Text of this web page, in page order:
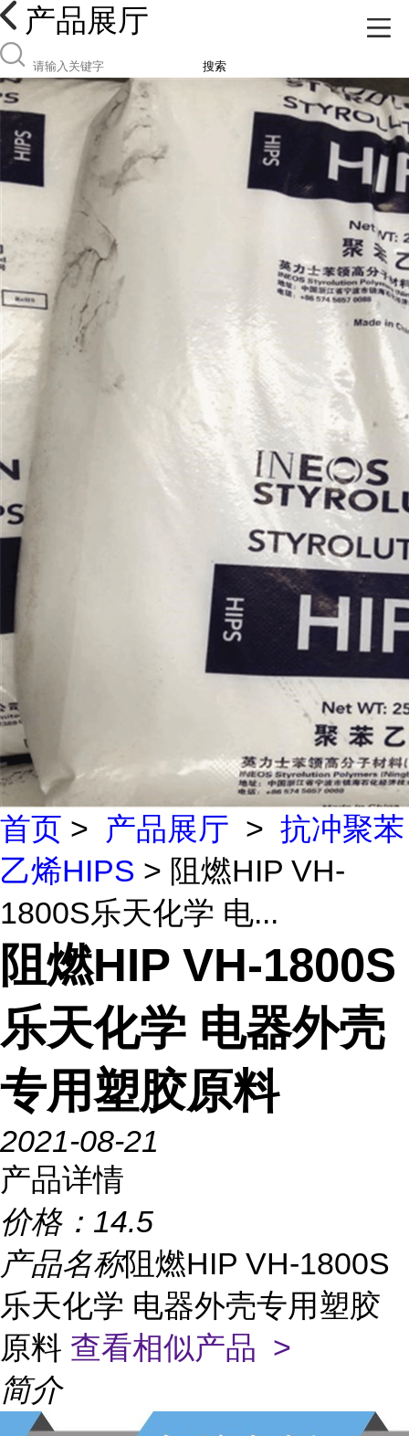
产品展厅
搜索
首页 > 产品展厅 > 抗冲聚苯
乙烯HIPS > 阻燃HIP VH-
1800S乐天化学 电...
阻燃HIP VH-1800S
乐天化学 电器外壳
专用塑胶原料
2021-08-21
产品详情
价格： 14.5
产品名称阻燃HIP VH-1800S
乐天化学 电器外壳专用塑胶
原料 查看相似产品 >
简介